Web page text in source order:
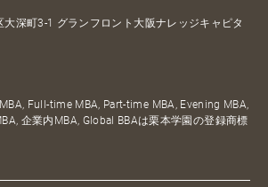
深町3-1 グランフロント大阪ナレッジキャピタ
Full-time MBA, Part-time MBA, Evening MBA,
企業内MBA, Global BBAは栗本学園の登録商標